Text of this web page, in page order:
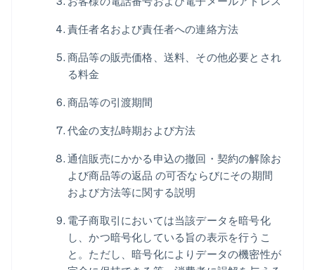
責任者名および責任者への連絡方法
商品等の販売価格、送料、その他必要とされ
る料金
商品等の引渡期間
代金の支払時期および方法
通信販売にかかる申込の撤回・契約の解除お
よび商品等の返品 の可否ならびにその期間
および方法等に関する説明
電子商取引においては当該データを暗号化
し、かつ暗号化している旨の表示を行うこ
と。ただし、暗号化によりデータの機密性が